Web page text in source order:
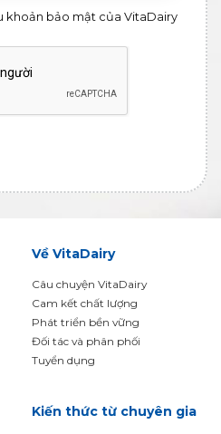
khoản bảo mật của VitaDairy
Về VitaDairy
Câu chuyện VitaDairy
Cam kết chất lượng
Phát triển bền vững
Đối tác và phân phối
Tuyển dụng
Kiến thức từ chuyên gia